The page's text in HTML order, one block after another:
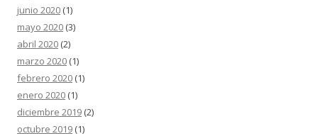
junio 2020 (1)
mayo 2020 (3)
abril 2020 (2)
marzo 2020 (1)
febrero 2020 (1)
enero 2020 (1)
diciembre 2019 (2)
octubre 2019 (1)